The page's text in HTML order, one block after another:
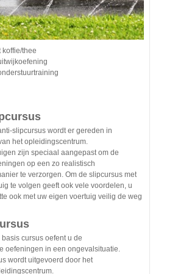
koffie/thee
slipcursus wordt er gereden in
het opleidingscentrum.
zijn speciaal aangepast om de
op een zo realistisch
te verzorgen. Om de slipcursus met
te volgen geeft ook vele voordelen, u
ook met uw eigen voertuig veilig de weg
cursus oefent u de
oefeningen in een ongevalsituatie.
wordt uitgevoerd door het